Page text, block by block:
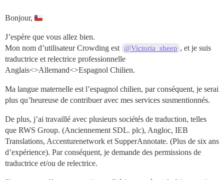
Bonjour,
J’espère que vous allez bien.
Mon nom d’utilisateur Crowding est @Victoria_sheep , et je suis
traductrice et relectrice professionnelle
Anglais<>Allemand<>Espagnol Chilien.
Ma langue maternelle est l’espagnol chilien, par conséquent, je serai
plus qu’heureuse de contribuer avec mes services susmentionnés.
De plus, j’ai travaillé avec plusieurs sociétés de traduction, telles
que RWS Group. (Anciennement SDL. plc), Angloc, IEB
Translations, Accenturenetwork et SupperAnnotate. (Plus de six ans
d’expérience). Par conséquent, je demande des permissions de
traductrice et/ou de relectrice.